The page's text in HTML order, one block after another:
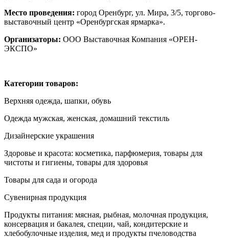
Место проведения: город Оренбург, ул. Мира, 3/5, торгово-
выставочный центр «Оренбургская ярмарка».
Организаторы: ООО Выставочная Компания «ОРЕН-
ЭКСПО»
Категории товаров:
Верхняя одежда, шапки, обувь
Одежда мужская, женская, домашний текстиль
Дизайнерские украшения
Здоровье и красота: косметика, парфюмерия, товары для
чистоты и гигиены, товары для здоровья
Товары для сада и огорода
Сувенирная продукция
Продукты питания: мясная, рыбная, молочная продукция,
консервация и бакалея, специи, чай, кондитерские и
хлебобулочные изделия, мед и продукты пчеловодства